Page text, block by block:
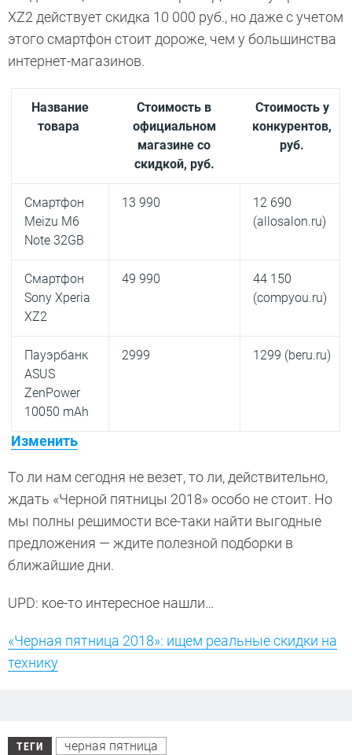
XZ2 действует скидка 10 000 руб., но даже с учетом
этого смартфон стоит дороже, чем у большинства
интернет-магазинов.
Изменить
Название
товара
Стоимость в
официальном
магазине со
скидкой, руб.
Стоимость у
конкурентов,
руб.
Смартфон
Meizu M6
Note 32GB
13 990
12 690
(allosalon.ru)
Смартфон
Sony Xperia
XZ2
49 990
44 150
(compyou.ru)
Пауэрбанк
ASUS
ZenPower
10050 mAh
2999 1299 (beru.ru)
То ли нам сегодня не везет, то ли, действительно,
ждать «Черной пятницы 2018» особо не стоит. Но
мы полны решимости все-таки найти выгодные
предложения — ждите полезной подборки в
ближайшие дни.
UPD: кое-то интересное нашли…
«Черная пятница 2018»: ищем реальные скидки на
технику
ТЕГИ черная пятница